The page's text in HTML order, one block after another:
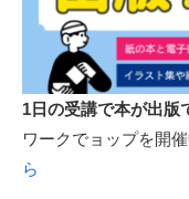
1日の受講で本が出版
ワークでョップを開
ら